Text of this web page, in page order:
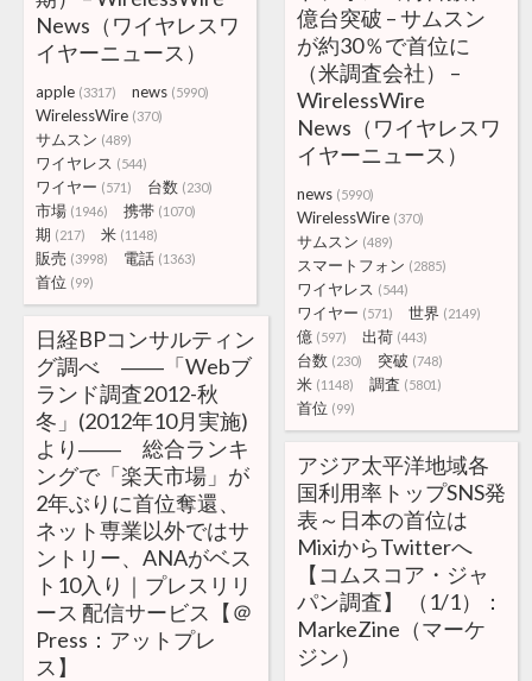
News（ワイヤレスワ
イヤーニュース）
apple (3317) news (5990)
WirelessWire (370)
サムスン (489)
ワイヤレス (544)
ワイヤー (571) 台数 (230)
市場 (1946) 携帯 (1070)
期 (217) 米 (1148)
販売 (3998) 電話 (1363)
首位 (99)
億台突破 – サムスン
が約30％で首位に
（米調査会社） –
WirelessWire
News（ワイヤレスワ
イヤーニュース）
news (5990)
WirelessWire (370)
サムスン (489)
スマートフォン (2885)
ワイヤレス (544)
ワイヤー (571) 世界 (2149)
億 (597) 出荷 (443)
台数 (230) 突破 (748)
米 (1148) 調査 (5801)
首位 (99)
日経BPコンサルティン
グ調べ ――「Webブ
ランド調査2012-秋
冬」(2012年10月実施)
より―― 総合ランキ
ングで「楽天市場」が
2年ぶりに首位奪還、
ネット専業以外ではサ
ントリー、ANAがベス
ト10入り｜プレスリリ
ース 配信サービス【＠
Press：アットプレ
ス】
アジア太平洋地域各
国利用率トップSNS発
表～日本の首位は
MixiからTwitterへ
【コムスコア・ジャ
パン調査】 （1/1）：
MarkeZine（マーケ
ジン）